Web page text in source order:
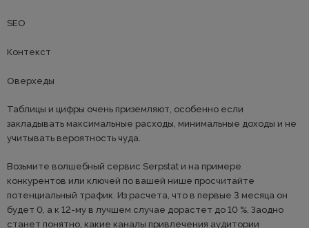
SEO
Контекст
Оверхеды
Таблицы и цифры очень приземляют, особенно если
закладывать максимальные расходы, минимальные доходы и не
учитывать вероятность чуда.
Возьмите волшебный сервис Serpstat и на примере
конкурентов или ключей по вашей нише просчитайте
потенциальный трафик. Из расчета, что в первые 3 месяца он
будет 0, а к 12-му в лучшем случае дорастет до 10 %. Заодно
станет понятно, какие каналы привлечения аудитории